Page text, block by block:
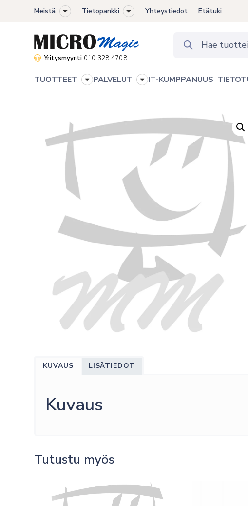
Meistä
Toggle
menu
Tietopankki
Toggle
menu
Yhteystiedot Etätuki
Yritysmyynti 010 328 4708
TUOTTEET
Toggle
PALVELUT
Toggle
IT-KUMPPANUUS
KUVAUS LISÄTIEDOT
Kuvaus
Tutustu myös